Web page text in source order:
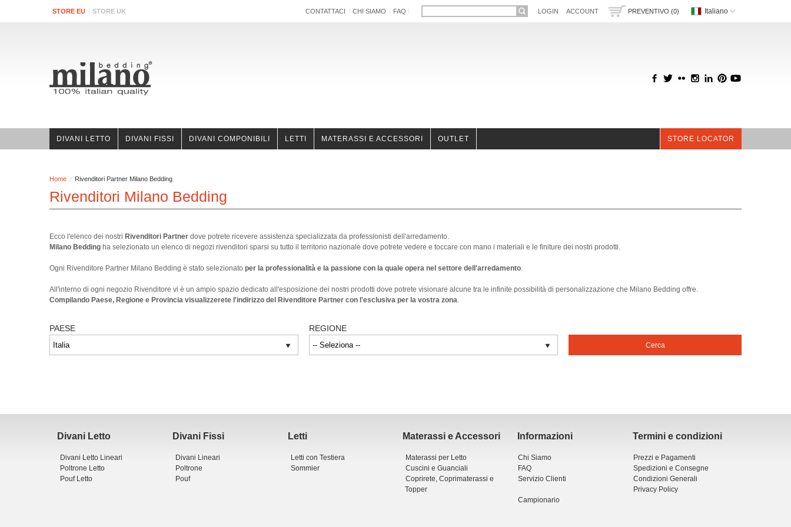
STORE EU STORE UK Italiano
PREVENTIVO (0)
LOGIN ACCOUNT
CONTATTACI CHI SIAMO FAQ
DIVANI LETTO DIVANI FISSI DIVANI COMPONIBILI LETTI MATERASSI E ACCESSORI OUTLET STORE LOCATOR
Home Rivenditori Partner Milano Bedding
Rivenditori Milano Bedding
Ecco l'elenco dei nostri Rivenditori Partner dove potrete ricevere assistenza specializzata da professionisti dell'arredamento.
Milano Bedding ha selezionato un elenco di negozi rivenditori sparsi su tutto il territorio nazionale dove potrete vedere e toccare con mano i materiali e le finiture dei nostri prodotti.
Ogni Rivenditore Partner Milano Bedding è stato selezionato per la professionalità e la passione con la quale opera nel settore dell'arredamento.
All'interno di ogni negozio Rivenditore vi è un ampio spazio dedicato all'esposizione dei nostri prodotti dove potrete visionare alcune tra le infinite possibilità di personalizzazione che Milano Bedding offre.
Compilando Paese, Regione e Provincia visualizzerete l'indirizzo del Rivenditore Partner con l'esclusiva per la vostra zona.
PAESE REGIONE
Cerca
Filtra per PROVINCIA
non
Divani Letto
Divani Letto Lineari
Poltrone Letto
Pouf Letto
Divani Fissi
Divani Lineari
Poltrone
Pouf
Letti
Letti con Testiera
Sommier
Materassi e Accessori
Materassi per Letto
Cuscini e Guanciali
Coprirete, Coprimaterassi e
Topper
Informazioni
Chi Siamo
FAQ
Servizio Clienti
Campionario
Termini e condizioni
Prezzi e Pagamenti
Spedizioni e Consegne
Condizioni Generali
Privacy Policy